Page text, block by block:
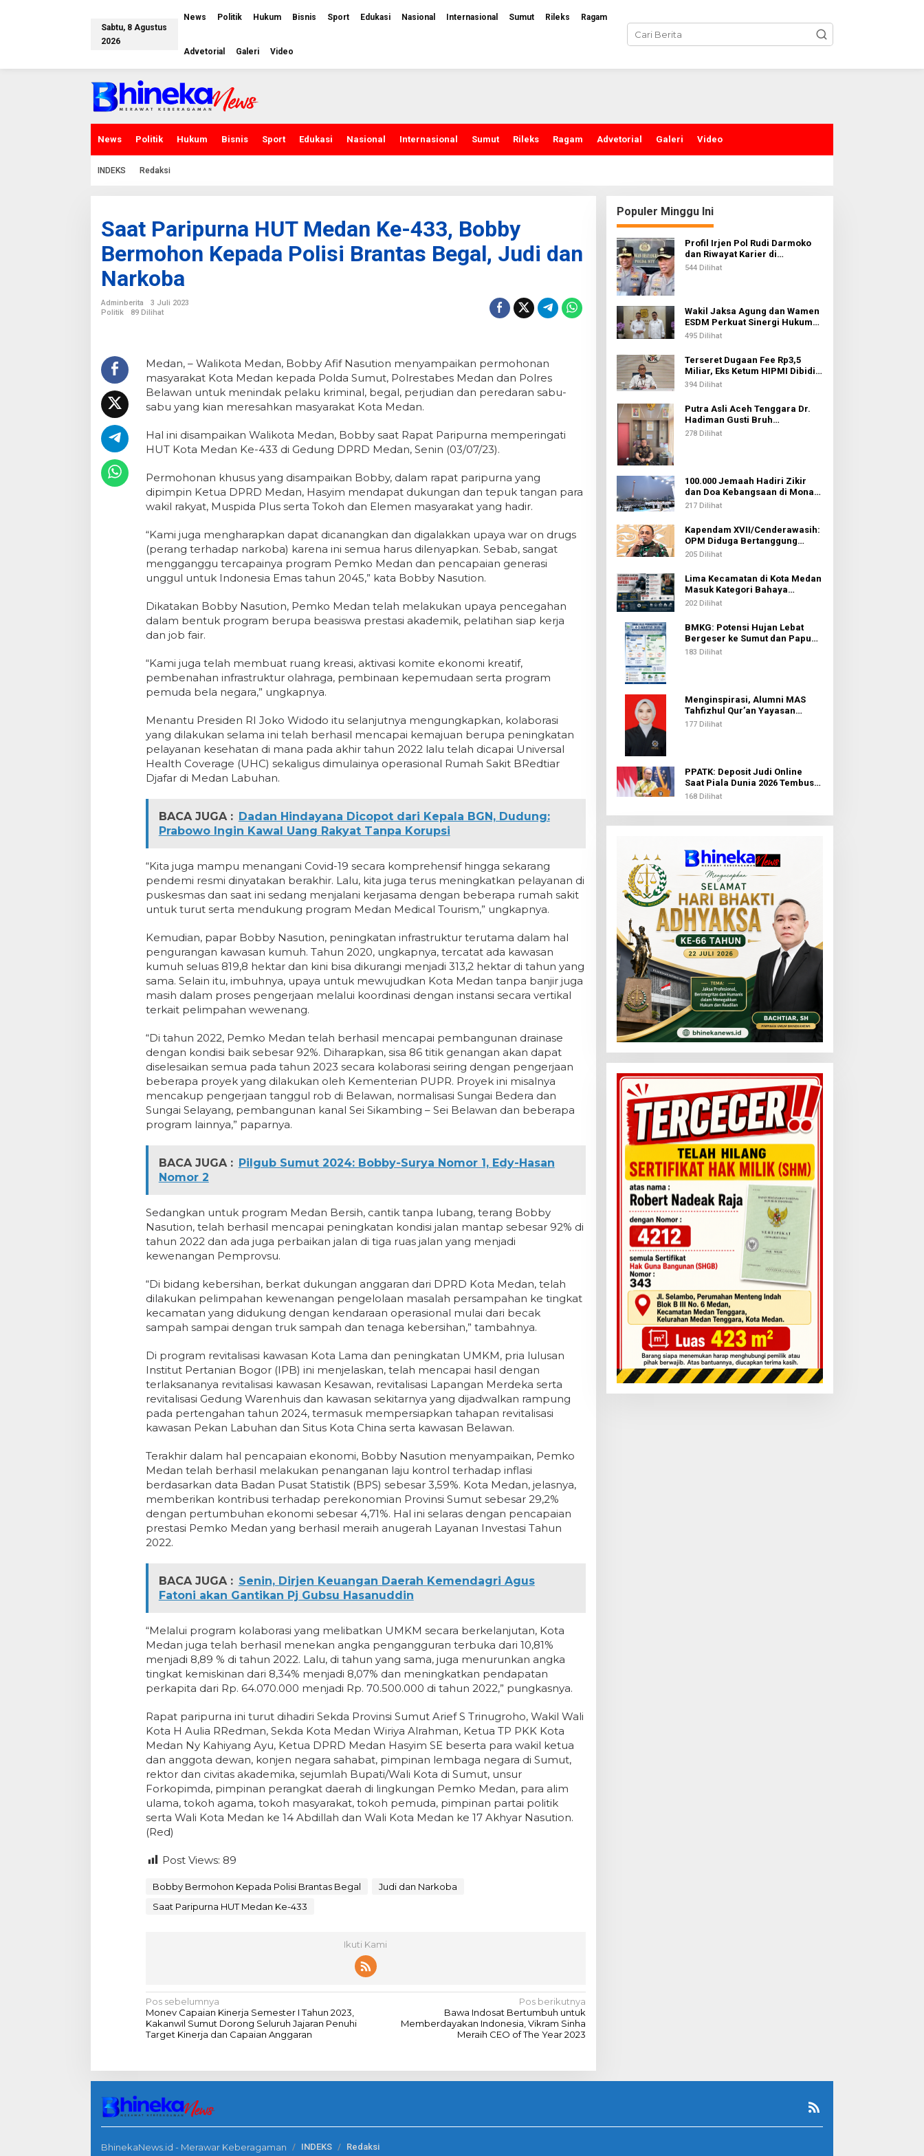
k
Sabtu, 8 Agustus
2026
News Politik Hukum Bisnis Sport Edukasi Nasional Internasional Sumut Rileks Ragam
Advetorial Galeri Video
News Politik Hukum Bisnis Sport Edukasi Nasional Internasional Sumut Rileks Ragam Advetorial Galeri Video
INDEKS Redaksi
Saat Paripurna HUT Medan Ke-433, Bobby
Bermohon Kepada Polisi Brantas Begal, Judi dan
Narkoba
Adminberita
3 Juli 2023
Politik
89 Dilihat
Medan, – Walikota Medan, Bobby Afif Nasution menyampaikan permohonan
masyarakat Kota Medan kepada Polda Sumut, Polrestabes Medan dan Polres
Belawan untuk menindak pelaku kriminal, begal, perjudian dan peredaran sabu-
sabu yang kian meresahkan masyarakat Kota Medan.
Hal ini disampaikan Walikota Medan, Bobby saat Rapat Paripurna memperingati
HUT Kota Medan Ke-433 di Gedung DPRD Medan, Senin (03/07/23).
Permohonan khusus yang disampaikan Bobby, dalam rapat paripurna yang
dipimpin Ketua DPRD Medan, Hasyim mendapat dukungan dan tepuk tangan para
wakil rakyat, Muspida Plus serta Tokoh dan Elemen masyarakat yang hadir.
“Kami juga mengharapkan dapat dicanangkan dan digalakkan upaya war on drugs
(perang terhadap narkoba) karena ini semua harus dilenyapkan. Sebab, sangat
mengganggu tercapainya program Pemko Medan dan pencapaian generasi
unggul untuk Indonesia Emas tahun 2045,” kata Bobby Nasution.
Dikatakan Bobby Nasution, Pemko Medan telah melakukan upaya pencegahan
dalam bentuk program berupa beasiswa prestasi akademik, pelatihan siap kerja
dan job fair.
“Kami juga telah membuat ruang kreasi, aktivasi komite ekonomi kreatif,
pembenahan infrastruktur olahraga, pembinaan kepemudaan serta program
pemuda bela negara,” ungkapnya.
Menantu Presiden RI Joko Widodo itu selanjutnya mengungkapkan, kolaborasi
yang dilakukan selama ini telah berhasil mencapai kemajuan berupa peningkatan
pelayanan kesehatan di mana pada akhir tahun 2022 lalu telah dicapai Universal
Health Coverage (UHC) sekaligus dimulainya operasional Rumah Sakit BRedtiar
Djafar di Medan Labuhan.
BACA JUGA : Dadan Hindayana Dicopot dari Kepala BGN, Dudung:
Prabowo Ingin Kawal Uang Rakyat Tanpa Korupsi
“Kita juga mampu menangani Covid-19 secara komprehensif hingga sekarang
pendemi resmi dinyatakan berakhir. Lalu, kita juga terus meningkatkan pelayanan di
puskesmas dan saat ini sedang menjalani kerjasama dengan beberapa rumah sakit
untuk turut serta mendukung program Medan Medical Tourism,” ungkapnya.
Kemudian, papar Bobby Nasution, peningkatan infrastruktur terutama dalam hal
pengurangan kawasan kumuh. Tahun 2020, ungkapnya, tercatat ada kawasan
kumuh seluas 819,8 hektar dan kini bisa dikurangi menjadi 313,2 hektar di tahun yang
sama. Selain itu, imbuhnya, upaya untuk mewujudkan Kota Medan tanpa banjir juga
masih dalam proses pengerjaan melalui koordinasi dengan instansi secara vertikal
terkait pelimpahan wewenang.
“Di tahun 2022, Pemko Medan telah berhasil mencapai pembangunan drainase
dengan kondisi baik sebesar 92%. Diharapkan, sisa 86 titik genangan akan dapat
diselesaikan semua pada tahun 2023 secara kolaborasi seiring dengan pengerjaan
beberapa proyek yang dilakukan oleh Kementerian PUPR. Proyek ini misalnya
mencakup pengerjaan tanggul rob di Belawan, normalisasi Sungai Bedera dan
Sungai Selayang, pembangunan kanal Sei Sikambing – Sei Belawan dan beberapa
program lainnya,” paparnya.
BACA JUGA : Pilgub Sumut 2024: Bobby-Surya Nomor 1, Edy-Hasan
Nomor 2
Sedangkan untuk program Medan Bersih, cantik tanpa lubang, terang Bobby
Nasution, telah berhasil mencapai peningkatan kondisi jalan mantap sebesar 92% di
tahun 2022 dan ada juga perbaikan jalan di tiga ruas jalan yang menjadi
kewenangan Pemprovsu.
“Di bidang kebersihan, berkat dukungan anggaran dari DPRD Kota Medan, telah
dilakukan pelimpahan kewenangan pengelolaan masalah persampahan ke tingkat
kecamatan yang didukung dengan kendaraan operasional mulai dari becak
sampah sampai dengan truk sampah dan tenaga kebersihan,” tambahnya.
Di program revitalisasi kawasan Kota Lama dan peningkatan UMKM, pria lulusan
Institut Pertanian Bogor (IPB) ini menjelaskan, telah mencapai hasil dengan
terlaksananya revitalisasi kawasan Kesawan, revitalisasi Lapangan Merdeka serta
revitalisasi Gedung Warenhuis dan kawasan sekitarnya yang dijadwalkan rampung
pada pertengahan tahun 2024, termasuk mempersiapkan tahapan revitalisasi
kawasan Pekan Labuhan dan Situs Kota China serta kawasan Belawan.
Terakhir dalam hal pencapaian ekonomi, Bobby Nasution menyampaikan, Pemko
Medan telah berhasil melakukan penanganan laju kontrol terhadap inflasi
berdasarkan data Badan Pusat Statistik (BPS) sebesar 3,59%. Kota Medan, jelasnya,
memberikan kontribusi terhadap perekonomian Provinsi Sumut sebesar 29,2%
dengan pertumbuhan ekonomi sebesar 4,71%. Hal ini selaras dengan pencapaian
prestasi Pemko Medan yang berhasil meraih anugerah Layanan Investasi Tahun
2022.
BACA JUGA : Senin, Dirjen Keuangan Daerah Kemendagri Agus
Fatoni akan Gantikan Pj Gubsu Hasanuddin
“Melalui program kolaborasi yang melibatkan UMKM secara berkelanjutan, Kota
Medan juga telah berhasil menekan angka pengangguran terbuka dari 10,81%
menjadi 8,89 % di tahun 2022. Lalu, di tahun yang sama, juga menurunkan angka
tingkat kemiskinan dari 8,34% menjadi 8,07% dan meningkatkan pendapatan
perkapita dari Rp. 64.070.000 menjadi Rp. 70.500.000 di tahun 2022,” pungkasnya.
Rapat paripurna ini turut dihadiri Sekda Provinsi Sumut Arief S Trinugroho, Wakil Wali
Kota H Aulia RRedman, Sekda Kota Medan Wiriya Alrahman, Ketua TP PKK Kota
Medan Ny Kahiyang Ayu, Ketua DPRD Medan Hasyim SE beserta para wakil ketua
dan anggota dewan, konjen negara sahabat, pimpinan lembaga negara di Sumut,
rektor dan civitas akademika, sejumlah Bupati/Wali Kota di Sumut, unsur
Forkopimda, pimpinan perangkat daerah di lingkungan Pemko Medan, para alim
ulama, tokoh agama, tokoh masyarakat, tokoh pemuda, pimpinan partai politik
serta Wali Kota Medan ke 14 Abdillah dan Wali Kota Medan ke 17 Akhyar Nasution.
(Red)
Post Views: 89
Bobby Bermohon Kepada Polisi Brantas Begal
Judi dan Narkoba
Saat Paripurna HUT Medan Ke-433
Ikuti Kami
N
a
v
g
a
s
i
Pos sebelumnya
Monev Capaian Kinerja Semester I Tahun 2023,
Kakanwil Sumut Dorong Seluruh Jajaran Penuhi
Target Kinerja dan Capaian Anggaran
Pos berikutnya
Bawa Indosat Bertumbuh untuk
Memberdayakan Indonesia, Vikram Sinha
Meraih CEO of The Year 2023
Populer Minggu Ini
Profil Irjen Pol Rudi Darmoko
dan Riwayat Karier di
Kepolisian
544 Dilihat
Wakil Jaksa Agung dan Wamen
ESDM Perkuat Sinergi Hukum
untuk Kawal Sektor Energi
495 Dilihat
Terseret Dugaan Fee Rp3,5
Miliar, Eks Ketum HIPMI Dibidik
KPK
394 Dilihat
Putra Asli Aceh Tenggara Dr.
Hadiman Gusti Bruh
Diamanahkan sebagai Kajari
278 Dilihat
100.000 Jemaah Hadiri Zikir
dan Doa Kebangsaan di Monas,
Wujud Syukur atas
217 Dilihat
Kapendam XVII/Cenderawasih:
OPM Diduga Bertanggung
Jawab atas Penembakan Lima
205 Dilihat
Lima Kecamatan di Kota Medan
Masuk Kategori Bahaya
Narkoba, Medan Johor
202 Dilihat
BMKG: Potensi Hujan Lebat
Bergeser ke Sumut dan Papua
Pegunungan pada 5 Agustus
183 Dilihat
Menginspirasi, Alumni MAS
Tahfizhul Qur’an Yayasan
Islamic Centre Sumut Raih
177 Dilihat
PPATK: Deposit Judi Online
Saat Piala Dunia 2026 Tembus
Rp1,02 Triliun, QRIS Jadi Kanal
168 Dilihat
BhinekaNews.id - Merawar Keberagaman INDEKS Redaksi